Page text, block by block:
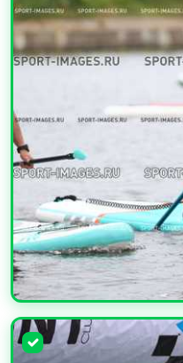
УВЕЛИЧИТЬ